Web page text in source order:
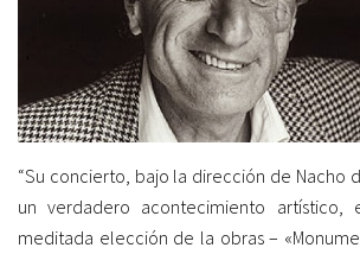
“Su concierto, bajo la dirección de Nacho
un verdadero acontecimiento artístico,
meditada elección de la obras –